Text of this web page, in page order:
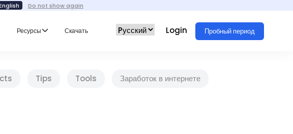
Do not show again
Ресурсы Скачать Login Пробный период
Tips Tools
Заработок в интернете